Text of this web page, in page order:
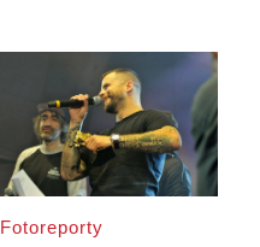
Fotoreporty